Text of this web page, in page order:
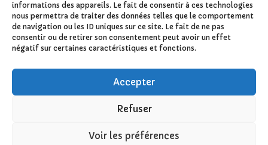
informations des appareils. Le fait de consentir à ces technologies
nous permettra de traiter des données telles que le comportement
de navigation ou les ID uniques sur ce site. Le fait de ne pas
consentir ou de retirer son consentement peut avoir un effet
négatif sur certaines caractéristiques et fonctions.
Accepter
Refuser
Voir les préférences